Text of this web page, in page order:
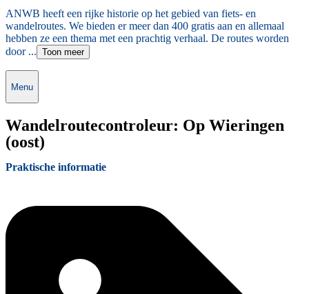
ANWB heeft een rijke historie op het gebied van fiets- en
wandelroutes. We bieden er meer dan 400 gratis aan en allemaal
hebben ze een thema met een prachtig verhaal. De routes worden
door ... Toon meer
Menu
Wandelroutecontroleur: Op Wieringen
(oost)
Praktische informatie